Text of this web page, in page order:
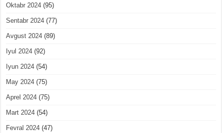
Oktabr 2024 (95)
Sentabr 2024 (77)
Avgust 2024 (89)
Iyul 2024 (92)
Iyun 2024 (54)
May 2024 (75)
Aprel 2024 (75)
Mart 2024 (54)
Fevral 2024 (47)